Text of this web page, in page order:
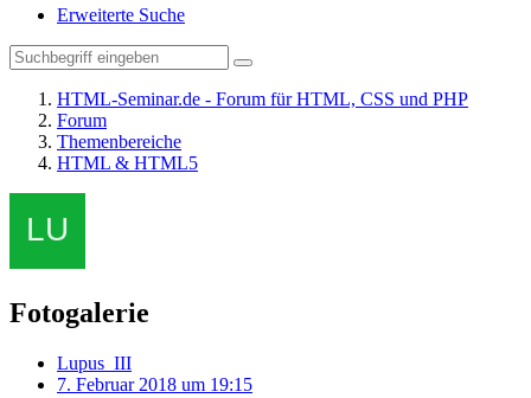
Erweiterte Suche
HTML-Seminar.de - Forum für HTML, CSS und PHP
Forum
Themenbereiche
HTML & HTML5
Fotogalerie
Lupus_III
7. Februar 2018 um 19:15